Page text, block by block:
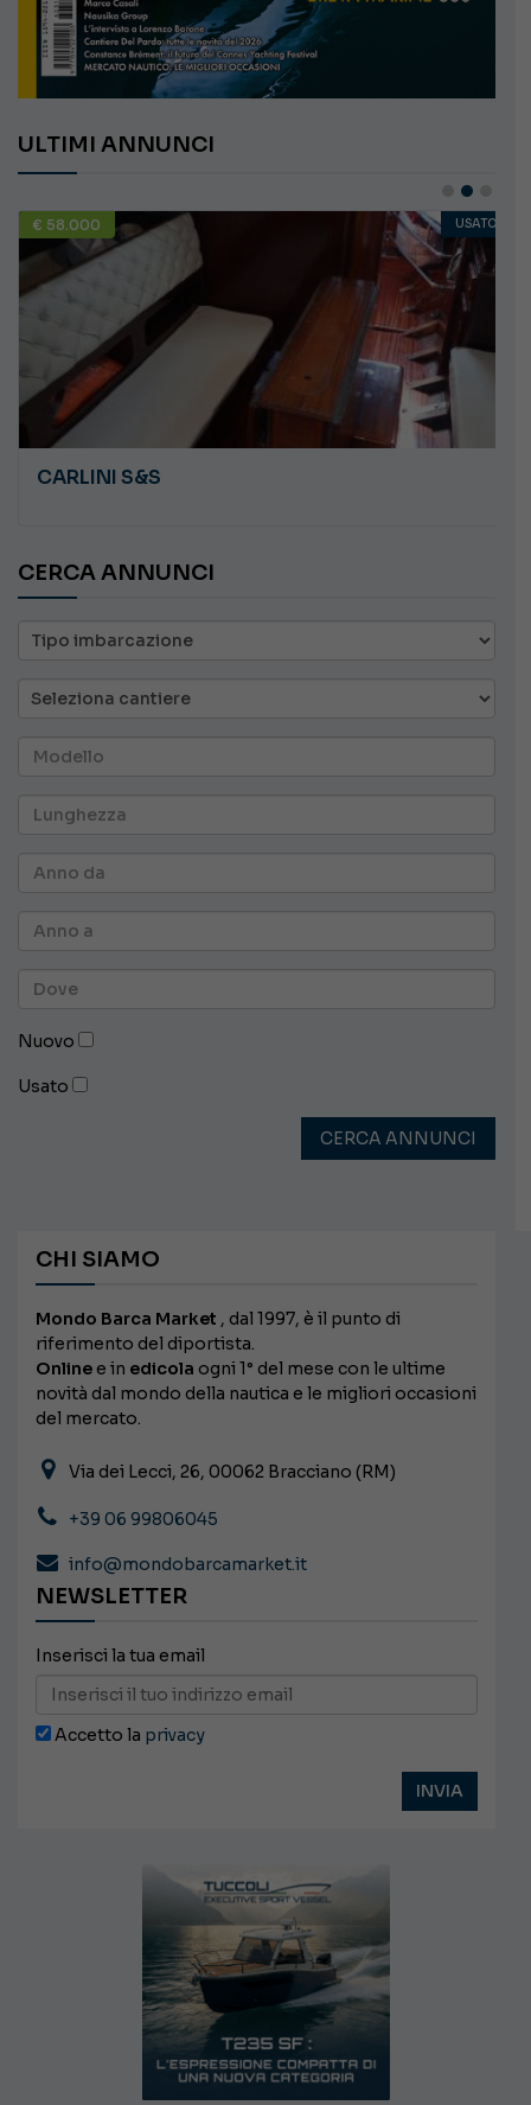
ULTIMI ANNUNCI
€ 58.000 USATO
CARLINI S&S
CERCA ANNUNCI
Nuovo
Usato
CERCA ANNUNCI
CHI SIAMO
Mondo Barca Market , dal 1997, è il punto di
riferimento del diportista.
Online e in edicola ogni 1° del mese con le ultime
novità dal mondo della nautica e le migliori occasioni
del mercato.
Via dei Lecci, 26, 00062 Bracciano (RM)
+39 06 99806045
info@mondobarcamarket.it
NEWSLETTER
Inserisci la tua email
Accetto la privacy